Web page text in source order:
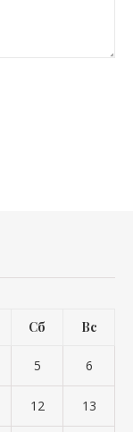
Сб Вс
5 6
12 13